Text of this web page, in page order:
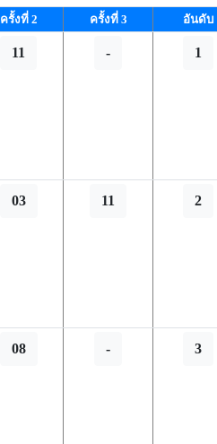
ครั้งที่ 2 ครั้งที่ 3 อันดับ
11 - 1
03 11 2
08 - 3